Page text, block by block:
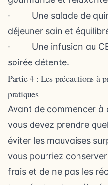
· Une salade de
déjeuner sain et
· Une infusion au
soirée détente.
Partie 4 : Les précautions à
pratiques
Avant de commencer à
vous devez prendre
éviter les mauvaises
vous pourriez
frais et de ne pas les